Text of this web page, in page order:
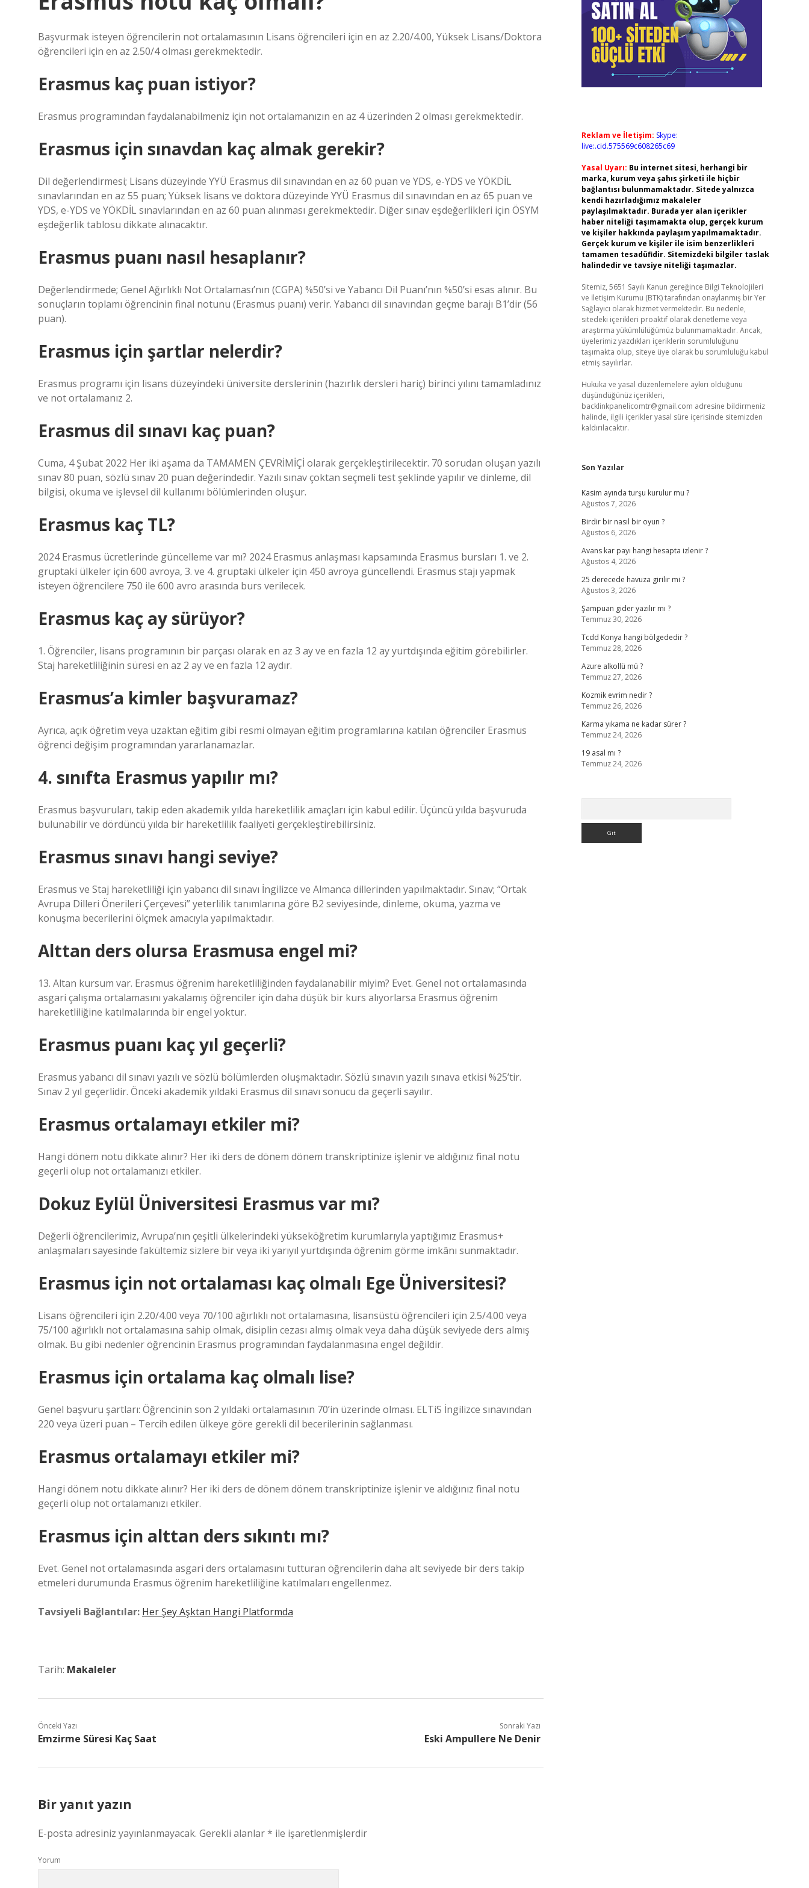
Başvurmak isteyen öğrencilerin not ortalamasının Lisans öğrencileri için en az 2.20/4.00, Yüksek Lisans/Doktora
öğrencileri için en az 2.50/4 olması gerekmektedir.
Erasmus kaç puan istiyor?
Erasmus programından faydalanabilmeniz için not ortalamanızın en az 4 üzerinden 2 olması gerekmektedir.
Erasmus için sınavdan kaç almak gerekir?
Dil değerlendirmesi; Lisans düzeyinde YYÜ Erasmus dil sınavından en az 60 puan ve YDS, e-YDS ve YÖKDİL
sınavlarından en az 55 puan; Yüksek lisans ve doktora düzeyinde YYÜ Erasmus dil sınavından en az 65 puan ve
YDS, e-YDS ve YÖKDİL sınavlarından en az 60 puan alınması gerekmektedir. Diğer sınav eşdeğerlikleri için ÖSYM
eşdeğerlik tablosu dikkate alınacaktır.
Erasmus puanı nasıl hesaplanır?
Değerlendirmede; Genel Ağırlıklı Not Ortalaması’nın (CGPA) %50’si ve Yabancı Dil Puanı’nın %50’si esas alınır. Bu
sonuçların toplamı öğrencinin final notunu (Erasmus puanı) verir. Yabancı dil sınavından geçme barajı B1’dir (56
puan).
Erasmus için şartlar nelerdir?
Erasmus programı için lisans düzeyindeki üniversite derslerinin (hazırlık dersleri hariç) birinci yılını tamamladınız
ve not ortalamanız 2.
Erasmus dil sınavı kaç puan?
Cuma, 4 Şubat 2022 Her iki aşama da TAMAMEN ÇEVRİMİÇİ olarak gerçekleştirilecektir. 70 sorudan oluşan yazılı
sınav 80 puan, sözlü sınav 20 puan değerindedir. Yazılı sınav çoktan seçmeli test şeklinde yapılır ve dinleme, dil
bilgisi, okuma ve işlevsel dil kullanımı bölümlerinden oluşur.
Erasmus kaç TL?
2024 Erasmus ücretlerinde güncelleme var mı? 2024 Erasmus anlaşması kapsamında Erasmus bursları 1. ve 2.
gruptaki ülkeler için 600 avroya, 3. ve 4. gruptaki ülkeler için 450 avroya güncellendi. Erasmus stajı yapmak
isteyen öğrencilere 750 ile 600 avro arasında burs verilecek.
Erasmus kaç ay sürüyor?
1. Öğrenciler, lisans programının bir parçası olarak en az 3 ay ve en fazla 12 ay yurtdışında eğitim görebilirler.
Staj hareketliliğinin süresi en az 2 ay ve en fazla 12 aydır.
Erasmus’a kimler başvuramaz?
Ayrıca, açık öğretim veya uzaktan eğitim gibi resmi olmayan eğitim programlarına katılan öğrenciler Erasmus
öğrenci değişim programından yararlanamazlar.
4. sınıfta Erasmus yapılır mı?
Erasmus başvuruları, takip eden akademik yılda hareketlilik amaçları için kabul edilir. Üçüncü yılda başvuruda
bulunabilir ve dördüncü yılda bir hareketlilik faaliyeti gerçekleştirebilirsiniz.
Erasmus sınavı hangi seviye?
Erasmus ve Staj hareketliliği için yabancı dil sınavı İngilizce ve Almanca dillerinden yapılmaktadır. Sınav; “Ortak
Avrupa Dilleri Önerileri Çerçevesi” yeterlilik tanımlarına göre B2 seviyesinde, dinleme, okuma, yazma ve
konuşma becerilerini ölçmek amacıyla yapılmaktadır.
Alttan ders olursa Erasmusa engel mi?
13. Altan kursum var. Erasmus öğrenim hareketliliğinden faydalanabilir miyim? Evet. Genel not ortalamasında
asgari çalışma ortalamasını yakalamış öğrenciler için daha düşük bir kurs alıyorlarsa Erasmus öğrenim
hareketliliğine katılmalarında bir engel yoktur.
Erasmus puanı kaç yıl geçerli?
Erasmus yabancı dil sınavı yazılı ve sözlü bölümlerden oluşmaktadır. Sözlü sınavın yazılı sınava etkisi %25’tir.
Sınav 2 yıl geçerlidir. Önceki akademik yıldaki Erasmus dil sınavı sonucu da geçerli sayılır.
Erasmus ortalamayı etkiler mi?
Hangi dönem notu dikkate alınır? Her iki ders de dönem dönem transkriptinize işlenir ve aldığınız final notu
geçerli olup not ortalamanızı etkiler.
Dokuz Eylül Üniversitesi Erasmus var mı?
Değerli öğrencilerimiz, Avrupa’nın çeşitli ülkelerindeki yükseköğretim kurumlarıyla yaptığımız Erasmus+
anlaşmaları sayesinde fakültemiz sizlere bir veya iki yarıyıl yurtdışında öğrenim görme imkânı sunmaktadır.
Erasmus için not ortalaması kaç olmalı Ege Üniversitesi?
Lisans öğrencileri için 2.20/4.00 veya 70/100 ağırlıklı not ortalamasına, lisansüstü öğrencileri için 2.5/4.00 veya
75/100 ağırlıklı not ortalamasına sahip olmak, disiplin cezası almış olmak veya daha düşük seviyede ders almış
olmak. Bu gibi nedenler öğrencinin Erasmus programından faydalanmasına engel değildir.
Erasmus için ortalama kaç olmalı lise?
Genel başvuru şartları: Öğrencinin son 2 yıldaki ortalamasının 70’in üzerinde olması. ELTiS İngilizce sınavından
220 veya üzeri puan – Tercih edilen ülkeye göre gerekli dil becerilerinin sağlanması.
Erasmus ortalamayı etkiler mi?
Hangi dönem notu dikkate alınır? Her iki ders de dönem dönem transkriptinize işlenir ve aldığınız final notu
geçerli olup not ortalamanızı etkiler.
Erasmus için alttan ders sıkıntı mı?
Evet. Genel not ortalamasında asgari ders ortalamasını tutturan öğrencilerin daha alt seviyede bir ders takip
etmeleri durumunda Erasmus öğrenim hareketliliğine katılmaları engellenmez.
Tavsiyeli Bağlantılar: Her Şey Aşktan Hangi Platformda
Tarih: Makaleler
Önceki Yazı
Emzirme Süresi Kaç Saat
Sonraki Yazı
Eski Ampullere Ne Denir
Bir yanıt yazın
E-posta adresiniz yayınlanmayacak. Gerekli alanlar* ile işaretlenmişlerdir
Yorum
Reklam ve İletişim: Skype:
live:.cid.575569c608265c69
Yasal Uyarı: Bu internet sitesi, herhangi bir
marka, kurum veya şahıs şirketi ile hiçbir
bağlantısı bulunmamaktadır. Sitede yalnızca
kendi hazırladığımız makaleler
paylaşılmaktadır. Burada yer alan içerikler
haber niteliği taşımamakta olup, gerçek kurum
ve kişiler hakkında paylaşım yapılmamaktadır.
Gerçek kurum ve kişiler ile isim benzerlikleri
tamamen tesadüfidir. Sitemizdeki bilgiler taslak
halindedir ve tavsiye niteliği taşımazlar.
Sitemiz, 5651 Sayılı Kanun gereğince Bilgi Teknolojileri
ve İletişim Kurumu (BTK) tarafından onaylanmış bir Yer
Sağlayıcı olarak hizmet vermektedir. Bu nedenle,
sitedeki içerikleri proaktif olarak denetleme veya
araştırma yükümlülüğümüz bulunmamaktadır. Ancak,
üyelerimiz yazdıkları içeriklerin sorumluluğunu
taşımakta olup, siteye üye olarak bu sorumluluğu kabul
etmiş sayılırlar.
Hukuka ve yasal düzenlemelere aykırı olduğunu
düşündüğünüz içerikleri,
backlinkpanelicomtr@gmail.com adresine bildirmeniz
halinde, ilgili içerikler yasal süre içerisinde sitemizden
kaldırılacaktır.
Son Yazılar
Kasim ayında turşu kurulur mu ?
Ağustos 7, 2026
Birdir bir nasıl bir oyun ?
Ağustos 6, 2026
Avans kar payı hangi hesapta izlenir ?
Ağustos 4, 2026
25 derecede havuza girilir mi ?
Ağustos 3, 2026
Şampuan gider yazılır mı ?
Temmuz 30, 2026
Tcdd Konya hangi bölgededir ?
Temmuz 28, 2026
Azure alkollü mü ?
Temmuz 27, 2026
Kozmik evrim nedir ?
Temmuz 26, 2026
Karma yıkama ne kadar sürer ?
Temmuz 24, 2026
19 asal mı ?
Temmuz 24, 2026